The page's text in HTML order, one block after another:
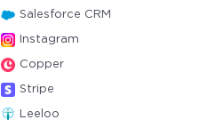
Salesforce CRM
Instagram
Copper
Stripe
Leeloo